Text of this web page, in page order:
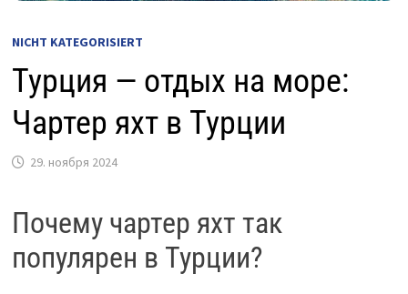
NICHT KATEGORISIERT
Турция — отдых на море:
Чартер яхт в Турции
29. ноября 2024
Почему чартер яхт так
популярен в Турции?